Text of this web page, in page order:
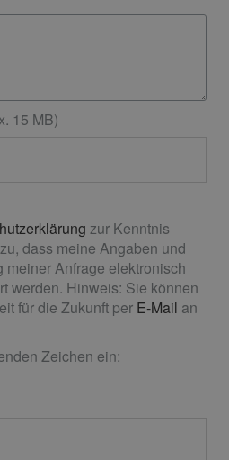
15 MB)
zur Kenntnis
dass meine Angaben und
meiner Anfrage elektronisch
werden. Hinweis: Sie können
für die Zukunft per E-Mail an
Zeichen ein: